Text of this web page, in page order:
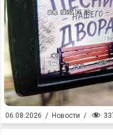
06.08.2026 / Новости /